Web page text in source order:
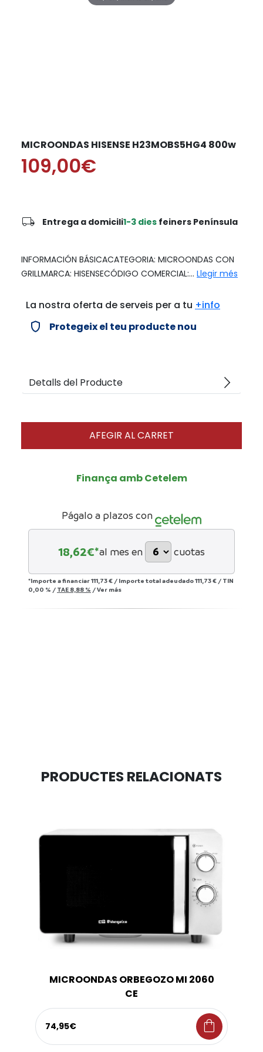
MICROONDAS HISENSE H23MOBS5HG4 800w
109,00€
local_shipping Entrega a domicili1-3 dies feiners Península
INFORMACIÓN BÁSICACATEGORIA: MICROONDAS CON
GRILLMARCA: HISENSECÓDIGO COMERCIAL:... Llegir més
La nostra oferta de serveis per a tu +info
verified_user Protegeix el teu producte nou
Detalls del Producte arrow_forward_ios
AFEGIR AL CARRET
Finança amb Cetelem
Págalo a plazos con
18,62€*al mes en cuotas
*Importe a financiar111,73 € / Importe total adeudado111,73 € / TIN
0,00 % / TAE 8,88 % /Ver más
PRODUCTES RELACIONATS
MICROONDAS ORBEGOZO MI 2060
CE
74,95€ shopping_bag